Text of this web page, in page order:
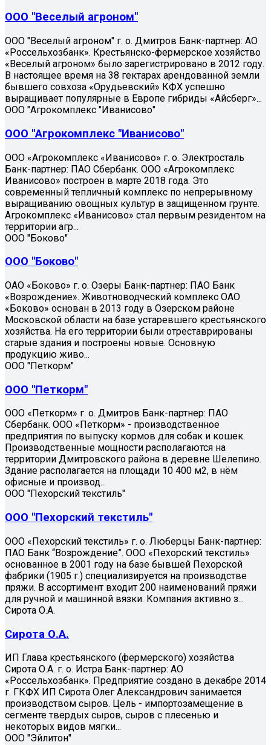
ООО "Веселый агроном"
ООО "Веселый агроном" г. о. Дмитров Банк-партнер: АО
«Россельхозбанк». Крестьянско-фермерское хозяйство
«Веселый агроном» было зарегистрировано в 2012 году.
В настоящее время на 38 гектарах арендованной земли
бывшего совхоза «Орудьевский» КФХ успешно
выращивает популярные в Европе гибриды «Айсберг»...
ООО "Агрокомплекс "Иванисово"
ООО "Агрокомплекс "Иванисово"
ООО «Агрокомплекс «Иванисово» г. о. Электросталь
Банк-партнер: ПАО Сбербанк. ООО «Агрокомплекс
Иванисово» построен в марте 2018 года. Это
современный тепличный комплекс по непрерывному
выращиванию овощных культур в защищенном грунте.
Агрокомплекс «Иванисово» стал первым резидентом на
территории агр...
ООО "Боково"
ООО "Боково"
ОАО «Боково» г. о. Озеры Банк-партнер: ПАО Банк
«Возрождение». Животноводческий комплекс ОАО
«Боково» основан в 2013 году в Озерском районе
Московской области на базе устаревшего крестьянского
хозяйства. На его территории были отреставрированы
старые здания и построены новые. Основную
продукцию живо...
ООО "Петкорм"
ООО "Петкорм"
ООО «Петкорм» г. о. Дмитров Банк-партнер: ПАО
Сбербанк. ООО «Петкорм» - производственное
предприятия по выпуску кормов для собак и кошек.
Производственные мощности располагаются на
территории Дмитровского района в деревне Шелепино.
Здание располагается на площади 10 400 м2, в нём
офисные и производ...
ООО "Пехорский текстиль"
ООО "Пехорский текстиль"
ООО «Пехорский текстиль» г. о. Люберцы Банк-партнер:
ПАО Банк “Возрождение”. ООО «Пехорский текстиль»
основанное в 2001 году на базе бывшей Пехорской
фабрики (1905 г.) специализируется на производстве
пряжи. В ассортимент входит 200 наименований пряжи
для ручной и машинной вязки. Компания активно з...
Сирота О.А.
Сирота О.А.
ИП Глава крестьянского (фермерского) хозяйства
Сирота О.А. г. о. Истра Банк-партнер: АО
«Россельхозбанк». Предприятие создано в декабре 2014
г. ГКФХ ИП Сирота Олег Александрович занимается
производством сыров. Цель - импортозамещение в
сегменте твердых сыров, сыров с плесенью и
некоторых видов мягки...
ООО "Эйлитон"